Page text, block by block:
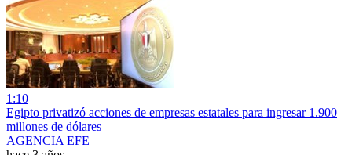
1:10
Egipto privatizó acciones de empresas estatales para ingresar 1.900
millones de dólares
AGENCIA EFE